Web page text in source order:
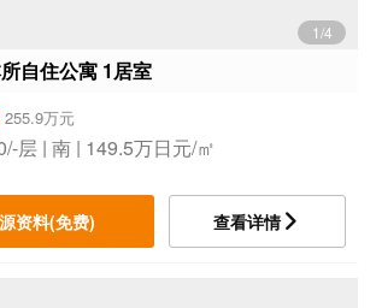
1/4
自住公寓 1居室
255.9万元
层 | 南 | 149.5万日元/㎡
资料(免费)
查看详情